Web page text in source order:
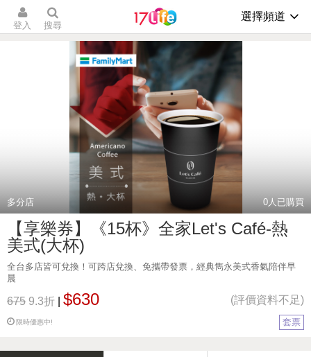
登入 搜尋
選擇頻道
多分店 0人已購買
【享樂券】《15杯》全家Let's Café-熱
美式(大杯)
全台多店皆可兌換！可跨店兌換、免攜帶發票，經典雋永美式香氣陪伴早
晨
675 9.3折 $630 (評價資料不足)
限時優惠中! 套票